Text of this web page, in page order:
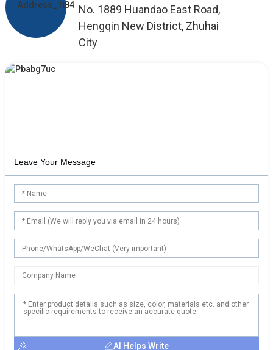
No. 1889 Huandao East Road,
Hengqin New District, Zhuhai
City
Leave Your Message
AI Helps Write